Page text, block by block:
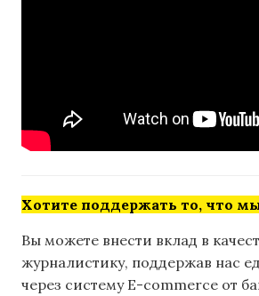
Хотите поддержать то, что
Вы можете внести вклад в
журналистику, поддержав нас
через систему E-commerce от